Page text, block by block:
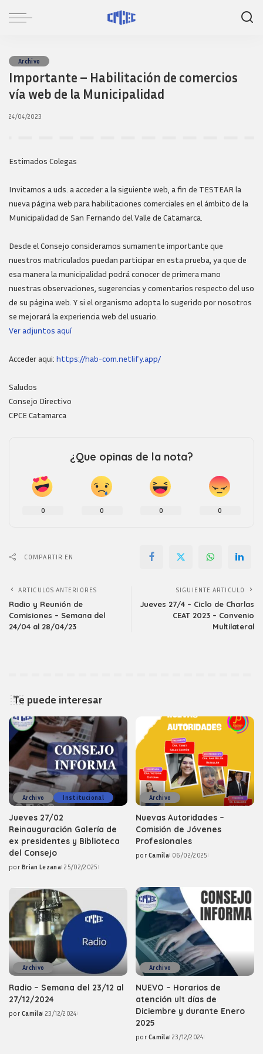
Archivo
Importante – Habilitación de comercios
vía web de la Municipalidad
24/04/2023
Estimados Colegas
Invitamos a uds. a acceder a la siguiente web, a fin de TESTEAR la
nueva página web para habilitaciones comerciales en el ámbito de la
Municipalidad de San Fernando del Valle de Catamarca.
Desde el Consejo consideramos sumamente importante que
nuestros matriculados puedan participar en esta prueba, ya que de
esa manera la municipalidad podrá conocer de primera mano
nuestras observaciones, sugerencias y comentarios respecto del uso
de su página web. Y si el organismo adopta lo sugerido por nosotros
se mejorará la experiencia web del usuario.
Ver adjuntos aquí
Acceder aqui: https://hab-com.netlify.app/
Saludos
Consejo Directivo
CPCE Catamarca
¿Que opinas de la nota?
0 0 0 0
COMPARTIR EN
ARTICULOS ANTERIORES
Radio y Reunión de
Comisiones – Semana del
24/04 al 28/04/23
SIGUIENTE ARTICULO
Jueves 27/4 – Ciclo de Charlas
CEAT 2023 – Convenio
Multilateral
Te puede interesar
Archivo Institucional
Jueves 27/02
Reinauguración Galería de
ex presidentes y Biblioteca
del Consejo
Posted
por Brian Lezana 25/02/2025
Archivo
Nuevas Autoridades –
Comisión de Jóvenes
Profesionales
Posted
por Camila 06/02/2025
Archivo
Radio – Semana del 23/12 al
27/12/2024
Posted
por Camila 23/12/2024
Archivo
NUEVO – Horarios de
atención ult días de
Diciembre y durante Enero
2025
Posted
por Camila 23/12/2024